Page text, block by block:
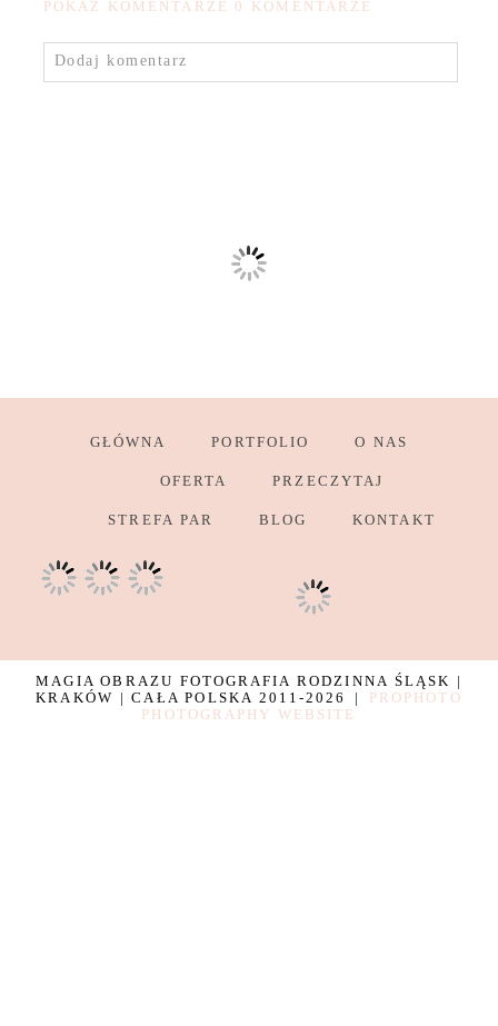
POKAŻ KOMENTARZE 0 KOMENTARZE
Dodaj komentarz
GŁÓWNA PORTFOLIO O NAS
OFERTA PRZECZYTAJ
STREFA PAR BLOG KONTAKT
MAGIA OBRAZU FOTOGRAFIA RODZINNA ŚLĄSK |
KRAKÓW | CAŁA POLSKA 2011-2026
|
PROPHOTO
PHOTOGRAPHY WEBSITE